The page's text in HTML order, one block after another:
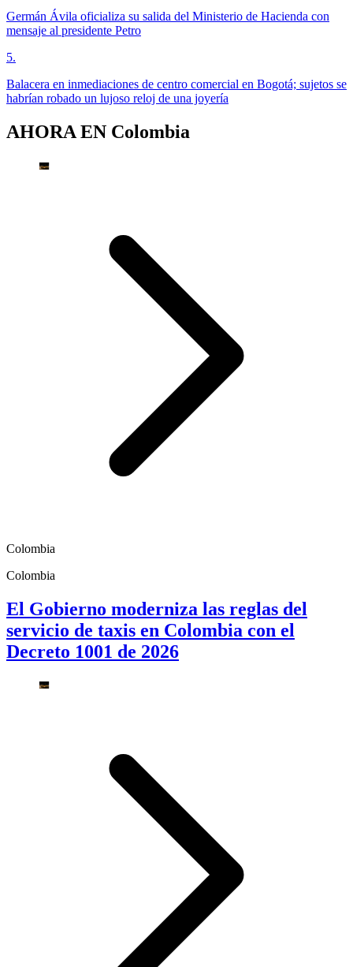
Germán Ávila oficializa su salida del Ministerio de Hacienda con
mensaje al presidente Petro
5.
Balacera en inmediaciones de centro comercial en Bogotá; sujetos se
habrían robado un lujoso reloj de una joyería
AHORA EN Colombia
Colombia
Colombia
El Gobierno moderniza las reglas del
servicio de taxis en Colombia con el
Decreto 1001 de 2026